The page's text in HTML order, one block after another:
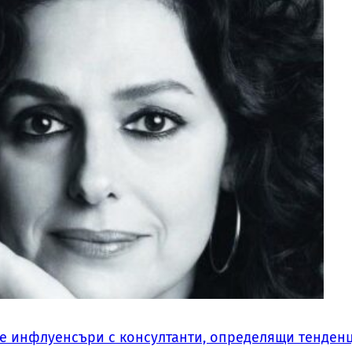
инфлуенсъри с консултанти, определящи